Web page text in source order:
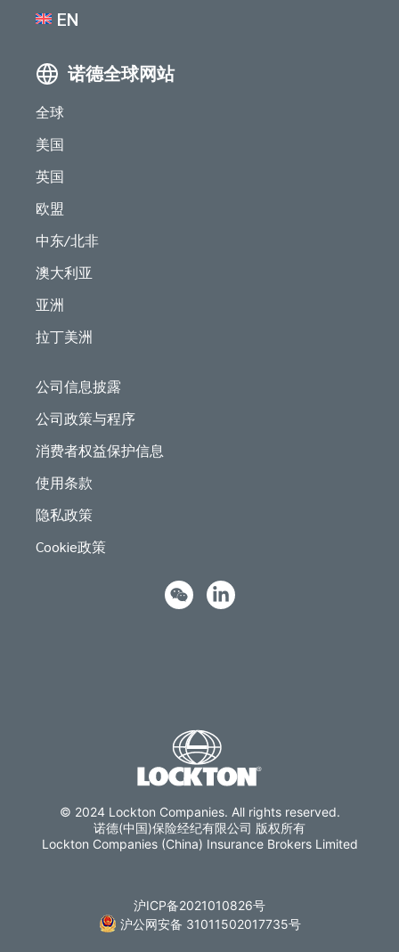
EN
诺德全球网站
全球
美国
英国
欧盟
中东/北非
澳大利亚
亚洲
拉丁美洲
公司信息披露
公司政策与程序
消费者权益保护信息
使用条款
隐私政策
Cookie政策
© 2024 Lockton Companies. All rights reserved.
诺德(中国)保险经纪有限公司 版权所有
Lockton Companies (China) Insurance Brokers Limited
沪ICP备2021010826号
沪公网安备 31011502017735号